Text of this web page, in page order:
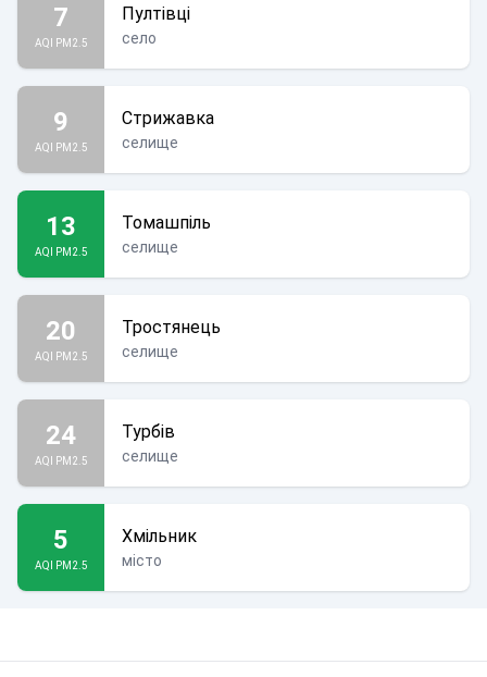
7
AQI PM2.5
Пултівці
село
9
AQI PM2.5
Стрижавка
селище
13
AQI PM2.5
Томашпіль
селище
20
AQI PM2.5
Тростянець
селище
24
AQI PM2.5
Турбів
селище
5
AQI PM2.5
Хмільник
місто